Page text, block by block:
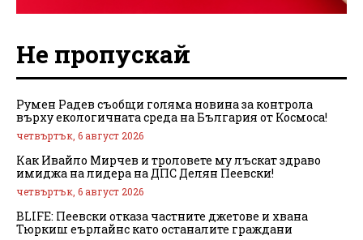
Не пропускай
Румен Радев съобщи голяма новина за контрола
върху екологичната среда на България от Космоса!
четвъртък, 6 август 2026
Как Ивайло Мирчев и троловете му лъскат здраво
имиджа на лидера на ДПС Делян Пеевски!
четвъртък, 6 август 2026
BLIFE: Пеевски отказа частните джетове и хвана
Тюркиш еърлайнс като останалите граждани